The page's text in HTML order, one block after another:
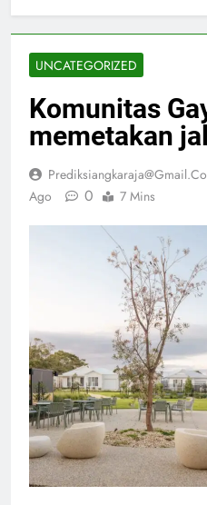
UNCATEGORIZED
Komunitas
memetakan
Ago
0 7 Mins